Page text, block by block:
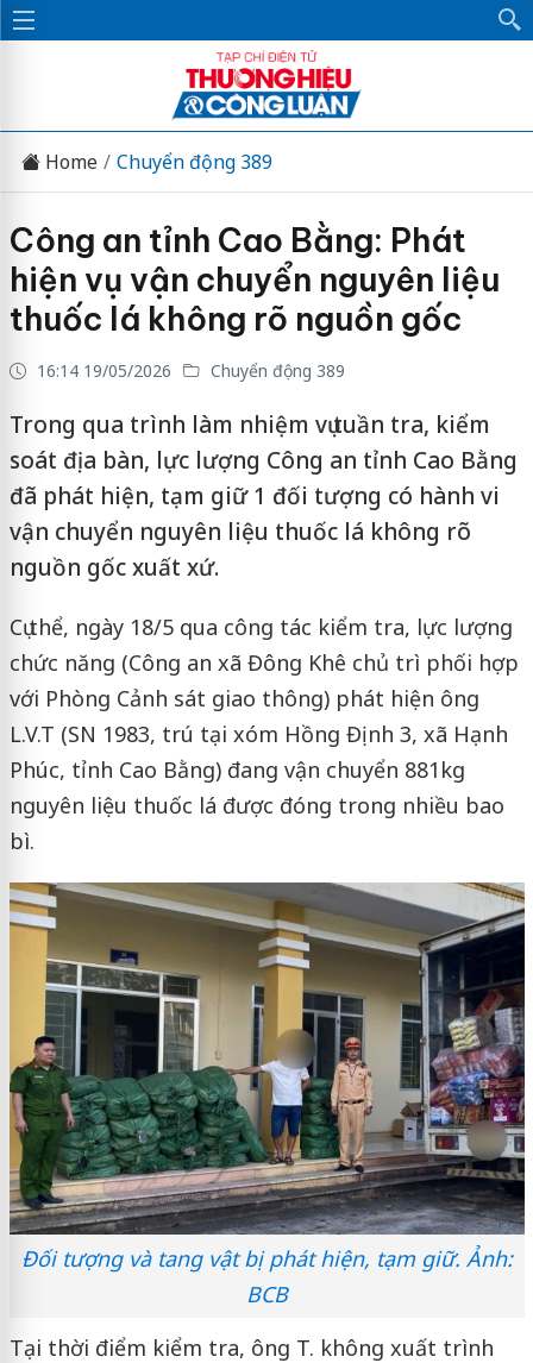
Home Chuyển động 389
Công an tỉnh Cao Bằng: Phát
hiện vụ vận chuyển nguyên liệu
thuốc lá không rõ nguồn gốc
16:14 19/05/2026 Chuyển động 389
Trong qua trình làm nhiệm vụ tuần tra, kiểm
soát địa bàn, lực lượng Công an tỉnh Cao Bằng
đã phát hiện, tạm giữ 1 đối tượng có hành vi
vận chuyển nguyên liệu thuốc lá không rõ
nguồn gốc xuất xứ.
Cụ thể, ngày 18/5 qua công tác kiểm tra, lực lượng
chức năng (Công an xã Đông Khê chủ trì phối hợp
với Phòng Cảnh sát giao thông) phát hiện ông
L.V.T (SN 1983, trú tại xóm Hồng Định 3, xã Hạnh
Phúc, tỉnh Cao Bằng) đang vận chuyển 881kg
nguyên liệu thuốc lá được đóng trong nhiều bao
bì.
Đối tượng và tang vật bị phát hiện, tạm giữ. Ảnh:
BCB
Tại thời điểm kiểm tra, ông T. không xuất trình